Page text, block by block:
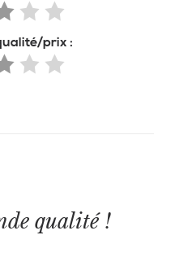
prix :
qualité !